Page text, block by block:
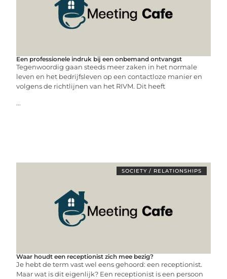
Een professionele indruk bij een onbemand ontvangst
Tegenwoordig gaan steeds meer zaken in het normale
leven en het bedrijfsleven op een contactloze manier en
volgens de richtlijnen van het RIVM. Dit heeft
...
SOCIETY / RELATIONSHIPS
Waar houdt een receptionist zich mee bezig?
Je hebt de term vast wel eens gehoord: een receptionist.
Maar wat is dit eigenlijk? Een receptionist is een persoon